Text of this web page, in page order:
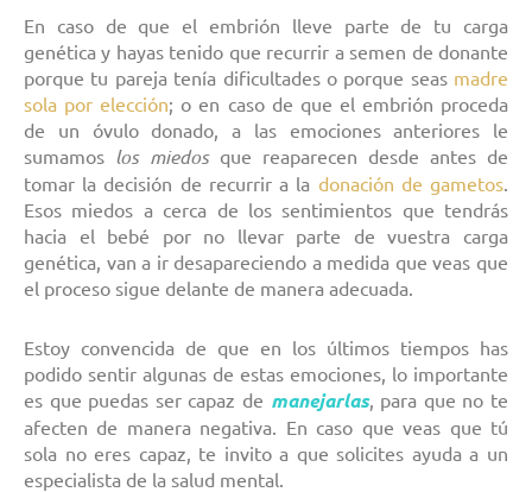
En caso de que el embrión lleve parte de tu carga
genética y hayas tenido que recurrir a semen de donante
porque tu pareja tenía dificultades o porque seas madre
sola por elección; o en caso de que el embrión proceda
de un óvulo donado, a las emociones anteriores le
sumamos los miedosque reaparecen desde antes de
tomar la decisión de recurrir a la donación de gametos
Esos miedos a cerca de los sentimientos que tendrás
hacia el bebé por no llevar parte de vuestra carga
genética, van a ir desapareciendo a medida que veas que
el proceso sigue delante de manera adecuada.
Estoy convencida de que en los últimos tiempos has
podido sentir algunas de estas emociones, lo importante
es que puedas ser capaz de manejarlas, para que no te
afecten de manera negativa. En caso que veas que tú
sola no eres capaz, te invito a que solicites ayuda a un
especialista de la salud mental.